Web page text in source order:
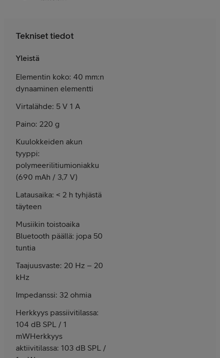
Tekniset tiedot
Yleistä
Elementin koko: 40 mm:n
dynaaminen elementti
Virtalähde: 5 V 1 A
Paino: 220 g
Kuulokkeiden akun
tyyppi:
polymeerilitiumioniakku
(690 mAh / 3,7 V)
Latausaika: < 2 h tyhjästä
täyteen
Musiikin toistoaika
Bluetooth päällä: jopa 50
tuntia
Taajuusvaste: 20 Hz – 20
kHz
Impedanssi: 32 ohmia
Herkkyys passiivitilassa:
104 dB SPL / 1
mWHerkkyys
aktiivitilassa: 103 dB SPL /